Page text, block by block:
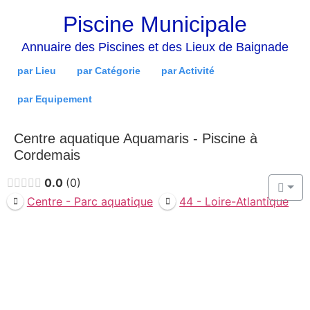
Piscine Municipale
Annuaire des Piscines et des Lieux de Baignade
par Lieu par Catégorie par Activité
par Equipement
Centre aquatique Aquamaris - Piscine à
Cordemais
0.0 0
Centre - Parc aquatique
44 - Loire-Atlantique